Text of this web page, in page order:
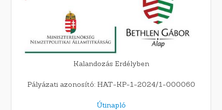
Kalandozás Erdélyben
Pályázati azonosító: HAT-KP-1-2024/1-000060
Útinapló